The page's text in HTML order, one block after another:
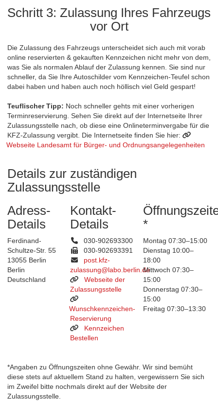
Schritt 3: Zulassung Ihres Fahrzeugs
vor Ort
Die Zulassung des Fahrzeugs unterscheidet sich auch mit vorab
online reservierten & gekauften Kennzeichen nicht mehr von dem,
was Sie als normalen Ablauf der Zulassung kennen. Sie sind nur
schneller, da Sie Ihre Autoschilder vom Kennzeichen-Teufel schon
dabei haben und haben auch noch höllisch viel Geld gespart!
Teuflischer Tipp: Noch schneller gehts mit einer vorherigen
Terminreservierung. Sehen Sie direkt auf der Internetseite Ihrer
Zulassungsstelle nach, ob diese eine Onlineterminvergabe für die
KFZ-Zulassung vergibt. Die Internetseite finden Sie hier:
Webseite Landesamt für Bürger- und Ordnungsangelegenheiten
Details zur zuständigen
Zulassungsstelle
Adress-
Details
Ferdinand-
Schultze-Str. 55
13055 Berlin
Berlin
Deutschland
Kontakt-
Details
030-902693300
030-902693391
post.kfz-
zulassung@labo.berlin.de
Webseite der
Zulassungsstelle
Wunschkennzeichen-
Reservierung
Kennzeichen
Bestellen
*
Montag 07:30–15:00
Dienstag 10:00–
18:00
Mittwoch 07:30–
15:00
Donnerstag 07:30–
15:00
Freitag 07:30–13:30
*Angaben zu Öffnungszeiten ohne Gewähr. Wir sind bemüht
diese stets auf aktuellem Stand zu halten, vergewissern Sie sich
im Zweifel bitte nochmals direkt auf der Website der
Zulassungsstelle.